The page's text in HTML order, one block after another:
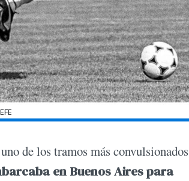
de los tramos más convulsionados
en Buenos Aires para